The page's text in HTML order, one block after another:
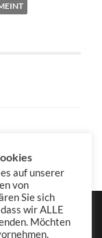
auf unserer
von
Sie sich
wir ALLE
Möchten